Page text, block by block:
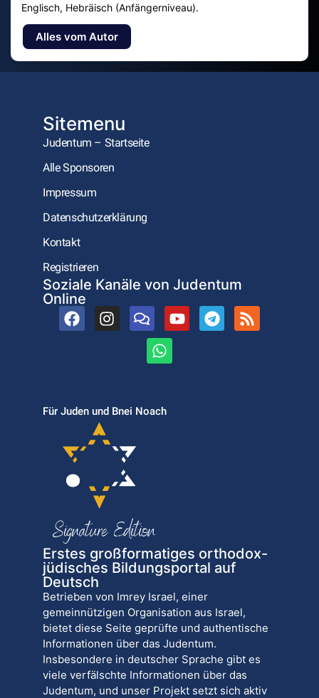
Englisch, Hebräisch (Anfängerniveau).
Alles vom Autor
Sitemenu
Judentum – Startseite
Alle Sponsoren
Impressum
Datenschutzerklärung
Kontakt
Registrieren
Soziale Kanäle von Judentum
Online
Für Juden und Bnei Noach
Erstes großformatiges orthodox-
jüdisches Bildungsportal auf
Deutsch
Betrieben von Imrey Israel, einer
gemeinnützigen Organisation aus Israel,
bietet diese Seite geprüfte und authentische
Informationen über das Judentum.
Insbesondere in deutscher Sprache gibt es
viele verfälschte Informationen über das
Judentum, und unser Projekt setzt sich aktiv